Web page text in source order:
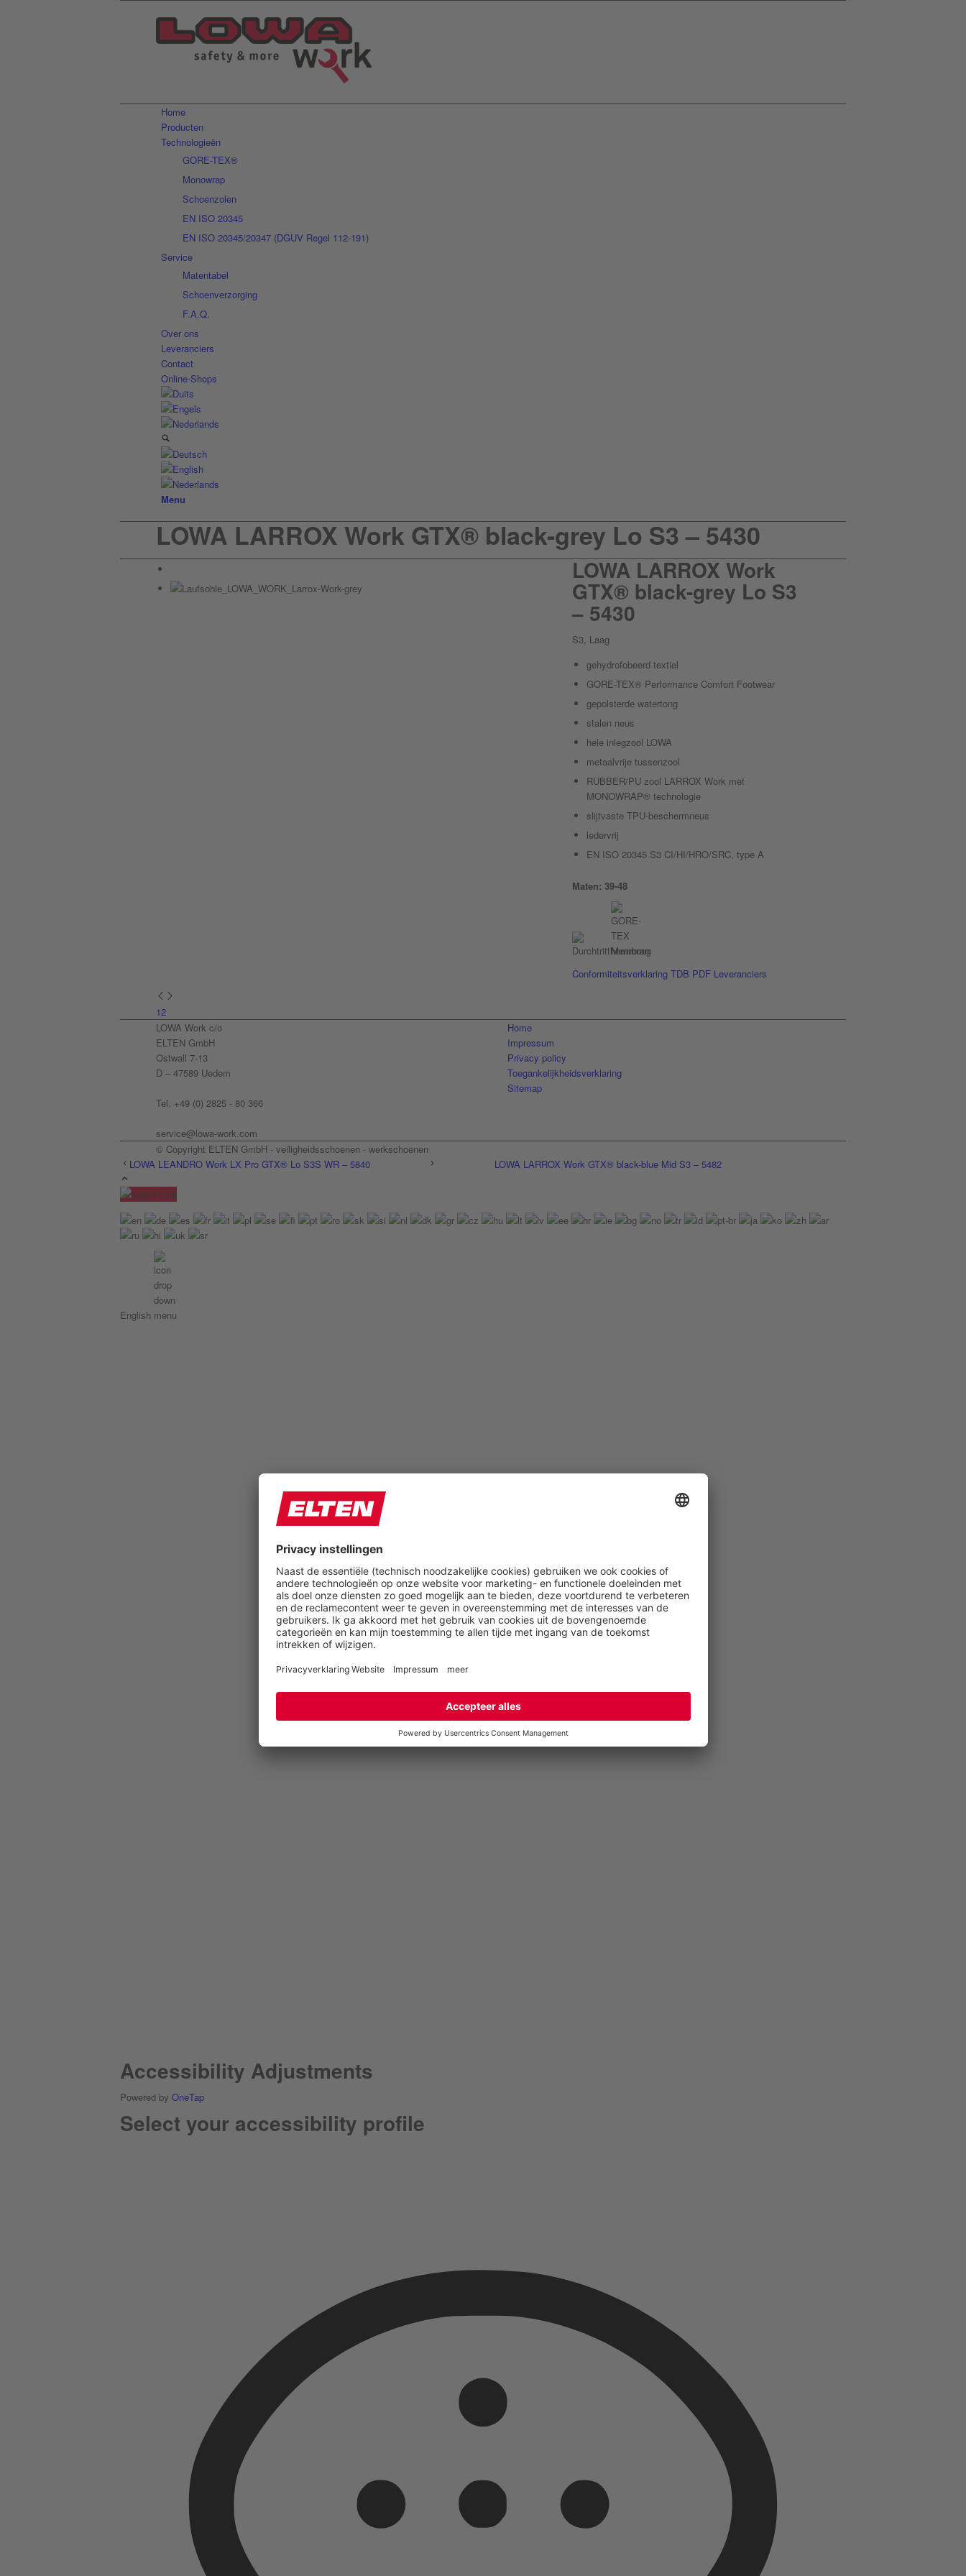
Home
Producten
Technologieën
GORE-TEX®
Monowrap
Schoenzolen
EN ISO 20345
EN ISO 20345/20347 (DGUV Regel 112-191)
Service
Matentabel
Schoenverzorging
F.A.Q.
Over ons
Leveranciers
Contact
Online-Shops
Menu
LOWA LARROX Work GTX® black-grey Lo S3 – 5430
12
LOWA LARROX Work
GTX® black-grey Lo S3
– 5430
S3, Laag
gehydrofobeerd textiel
GORE-TEX® Performance Comfort Footwear
gepolsterde watertong
stalen neus
hele inlegzool LOWA
metaalvrije tussenzool
RUBBER/PU zool LARROX Work met
MONOWRAP® technologie
slijtvaste TPU-beschermneus
ledervrij
EN ISO 20345 S3 CI/HI/HRO/SRC, type A
Maten: 39-48
Conformiteitsverklaring TDB PDF Leveranciers
LOWA Work c/o
ELTEN GmbH
Ostwall 7-13
D – 47589 Uedem
Tel. +49 (0) 2825 - 80 366
service@lowa-work.com
Home
Impressum
Privacy policy
Toegankelijkheidsverklaring
Sitemap
© Copyright ELTEN GmbH - veiligheidsschoenen - werkschoenen
LOWA LEANDRO Work LX Pro GTX® Lo S3S WR – 5840
LOWA LARROX Work GTX® black-blue Mid S3 – 5482
English
Accessibility Adjustments
Powered by OneTap
Select your accessibility profile